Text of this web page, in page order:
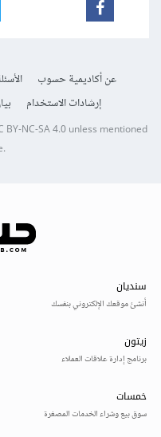
عن أكاديمية حسوب
إرشادات الاستخدام
BY-NC-SA 4.0unless mentioned